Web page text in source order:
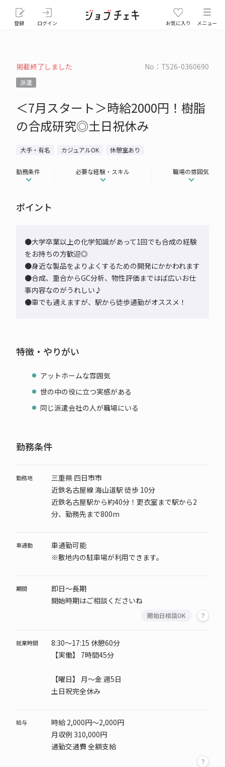
登録 ログイン お気に入り メニュー
掲載終了しました No：TS26-0360690
派遣
＜7月スタート＞時給2000円！樹脂
の合成研究◎土日祝休み
大手・有名 カジュアルOK 休憩室あり
勤務条件 必要な経験・スキル 職場の雰囲気
ポイント
●大学卒業以上の化学知識があって1回でも合成の経験
をお持ちの方歓迎◎
●身近な製品をよりよくするための開発にかかわれます
●合成、重合からGC分析、物性評価まではば広いお仕
事内容なのがうれしい♪
●車でも通えますが、駅から徒歩通勤がオススメ！
特徴・やりがい
アットホームな雰囲気
世の中の役に立つ実感がある
同じ派遣会社の人が職場にいる
勤務条件
勤務地
三重県 四日市市
近鉄名古屋線 海山道駅 徒歩 10分
近鉄名古屋駅から約40分！更衣室まで駅から2
分、勤務先まで800m
車通勤
車通勤可能
※敷地内の駐車場が利用できます。
期間
即日～長期
開始時期はご相談くださいね
開始日相談OK
就業時間
8:30～17:15 休憩60分
【実働】 7時間45分
【曜日】
月～金 週5日
土日祝完全休み
給与
時給 2,000円～2,000円
月収例 310,000円
通勤交通費 全額支給